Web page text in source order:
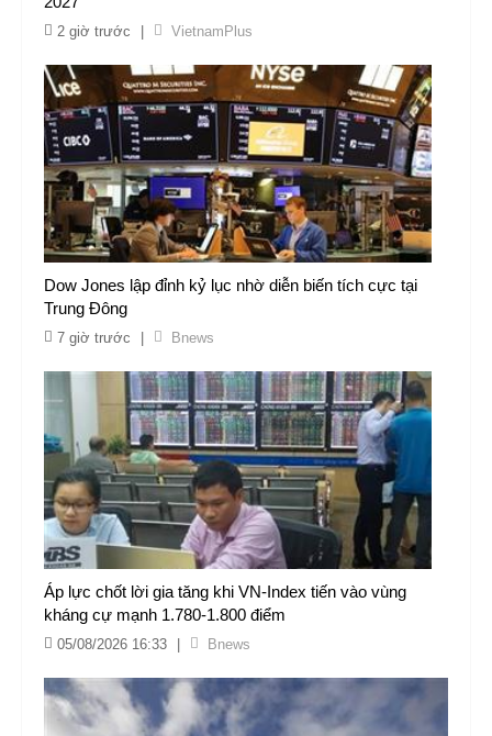
2 giờ trước VietnamPlus
Dow Jones lập đỉnh kỷ lục nhờ diễn biến tích cực tại
Trung Đông
7 giờ trước Bnews
Áp lực chốt lời gia tăng khi VN-Index tiến vào vùng
kháng cự mạnh 1.780-1.800 điểm
05/08/2026 16:33 Bnews